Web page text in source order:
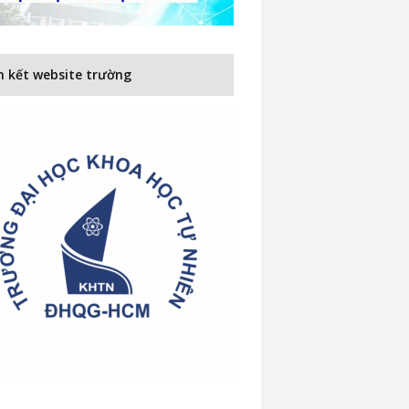
kết website trường